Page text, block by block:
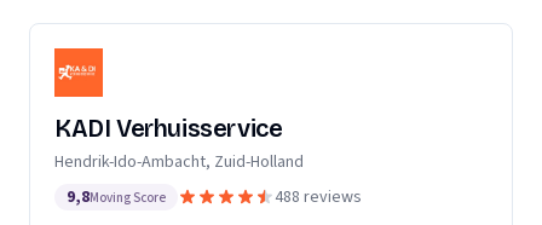
KADI Verhuisservice
Hendrik-Ido-Ambacht, Zuid-Holland
9,8Moving Score 488 reviews